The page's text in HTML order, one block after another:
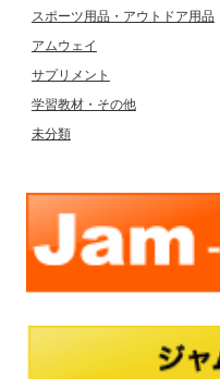
スポーツ用品・アウトドア用品
アムウェイ
サプリメント
学習教材・その他
未分類